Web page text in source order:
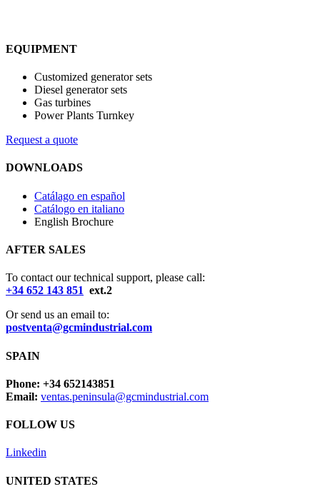
EQUIPMENT
Customized generator sets
Diesel generator sets
Gas turbines
Power Plants Turnkey
Request a quote
DOWNLOADS
Catálago en español
Catálogo en italiano
English Brochure
AFTER SALES
To contact our technical support, please call:
+34 652 143 851 ext.2
Or send us an email to:
postventa@gcmindustrial.com
SPAIN
Phone: +34 652143851
Email: ventas.peninsula@gcmindustrial.com
FOLLOW US
Linkedin
UNITED STATES